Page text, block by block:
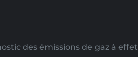
des émissions de gaz à effet